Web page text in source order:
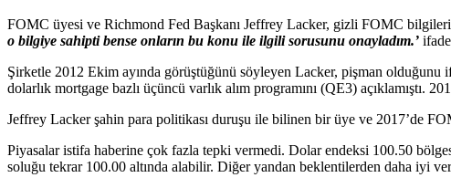
FOMC üyesi ve Richmond Fed Başkanı Jeffrey Lacker, gizli FOMC
o bilgiye sahipti bense onların bu konu ile ilgili sorusunu onayladım.’
Şirketle 2012 Ekim ayında görüştüğünü söyleyen Lacker, pişman
dolarlık mortgage bazlı üçüncü varlık alım programını (QE3) açıklamıştı.
Jeffrey Lacker şahin para politikası duruşu ile bilinen bir üye ve 2017’de
Piyasalar istifa haberine çok fazla tepki vermedi. Dolar endeksi 100.50
soluğu tekrar 100.00 altında alabilir. Diğer yandan beklentilerden daha iyi